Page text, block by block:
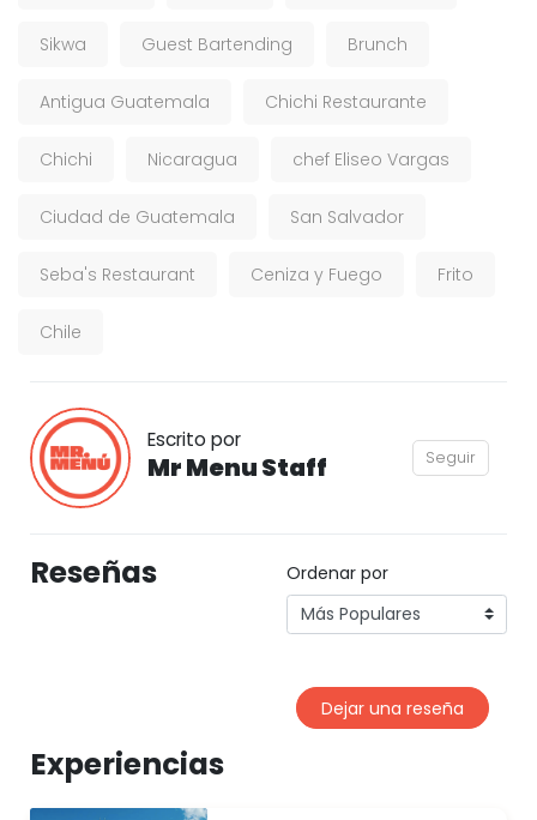
Sikwa Guest Bartending Brunch
Antigua Guatemala Chichi Restaurante
Chichi Nicaragua chef Eliseo Vargas
Ciudad de Guatemala San Salvador
Seba's Restaurant Ceniza y Fuego Frito
Chile
Escrito por
Mr Menu Staff Seguir
Reseñas Ordenar por
Dejar una reseña
Experiencias